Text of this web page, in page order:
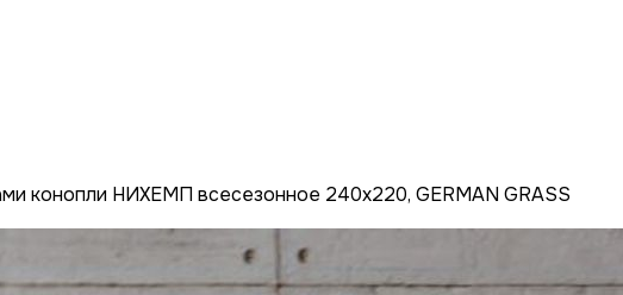
конопли НИХЕМП всесезонное 240x220, GERMAN GRASS